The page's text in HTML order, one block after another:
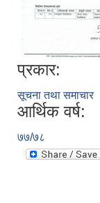
प्रकार:
सूचना तथा समाचार
आर्थिक वर्ष:
७७/७८